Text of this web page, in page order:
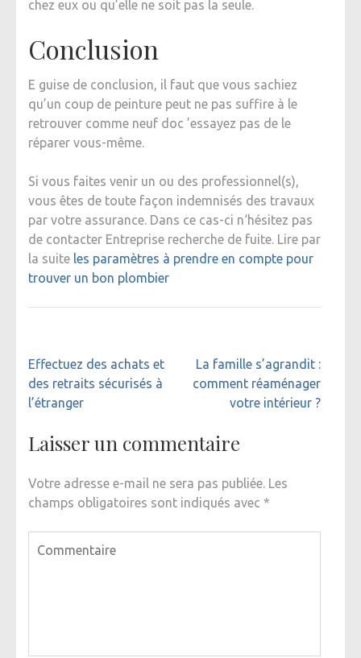
chez eux ou qu’elle ne soit pas la seule.
Conclusion
E guise de conclusion, il faut que vous sachiez
qu’un coup de peinture peut ne pas suffire à le
retrouver comme neuf doc ’essayez pas de le
réparer vous-même.
Si vous faites venir un ou des professionnel(s),
vous êtes de toute façon indemnisés des travaux
par votre assurance. Dans ce cas-ci n‘hésitez pas
de contacter Entreprise recherche de fuite. Lire par
la suite les paramètres à prendre en compte pour
trouver un bon plombier
Navigation
de
l’article
Effectuez des achats et
des retraits sécurisés à
l’étranger
La famille s’agrandit :
comment réaménager
votre intérieur ?
Laisser un commentaire
Votre adresse e-mail ne sera pas publiée. Les
champs obligatoires sont indiqués avec *